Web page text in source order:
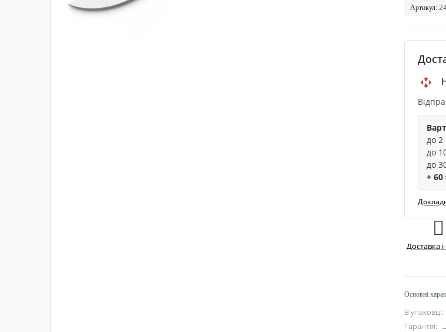
Артикул:
до 2
до
до
+ 60
Доставка
Основні
В упаковці:
Гарантія: